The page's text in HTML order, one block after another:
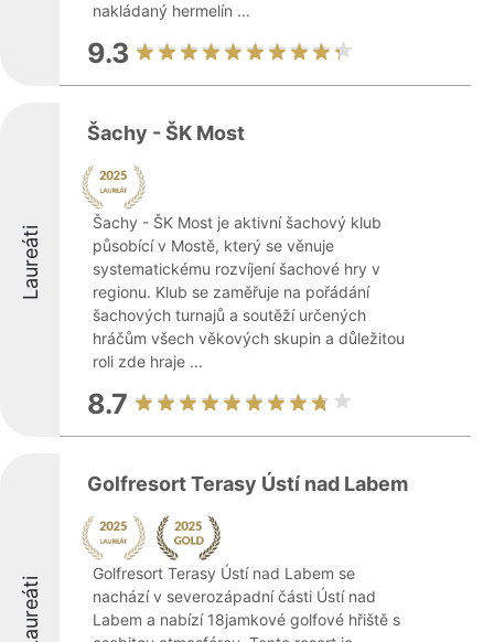
nakládaný hermelín ...
9.3
Laureáti
Šachy - ŠK Most
Šachy - ŠK Most je aktivní šachový klub
působící v Mostě, který se věnuje
systematickému rozvíjení šachové hry v
regionu. Klub se zaměřuje na pořádání
šachových turnajů a soutěží určených
hráčům všech věkových skupin a důležitou
roli zde hraje ...
8.7
Laureáti
Golfresort Terasy Ústí nad Labem
Golfresort Terasy Ústí nad Labem se
nachází v severozápadní části Ústí nad
Labem a nabízí 18jamkové golfové hřiště s